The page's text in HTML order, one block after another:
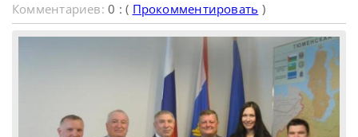
Комментариев:0 : ( Прокомментировать )